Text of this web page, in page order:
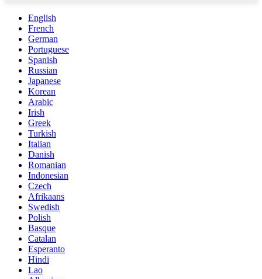
English
French
German
Portuguese
Spanish
Russian
Japanese
Korean
Arabic
Irish
Greek
Turkish
Italian
Danish
Romanian
Indonesian
Czech
Afrikaans
Swedish
Polish
Basque
Catalan
Esperanto
Hindi
Lao